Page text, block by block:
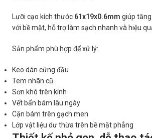
Lưỡi cạo kích thước 61x19x0.6mm giúp
với bề mặt, hỗ trợ làm sạch nhanh và hiệu
Sản phẩm phù hợp để xử lý:
Keo dán cứng đầu
Tem nhãn cũ
Sơn khô trên kính
Vết bẩn bám lâu ngày
Cặn bám trên gạch men
Lớp vật liệu dư thừa trên bề mặt phẳng